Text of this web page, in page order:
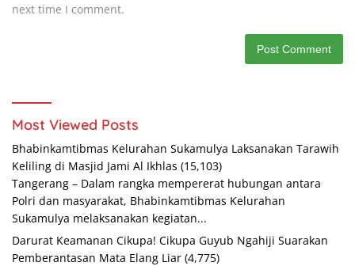
next time I comment.
Most Viewed Posts
Bhabinkamtibmas Kelurahan Sukamulya Laksanakan Tarawih
Keliling di Masjid Jami Al Ikhlas (15,103)
Tangerang – Dalam rangka mempererat hubungan antara
Polri dan masyarakat, Bhabinkamtibmas Kelurahan
Sukamulya melaksanakan kegiatan...
Darurat Keamanan Cikupa! Cikupa Guyub Ngahiji Suarakan
Pemberantasan Mata Elang Liar (4,775)